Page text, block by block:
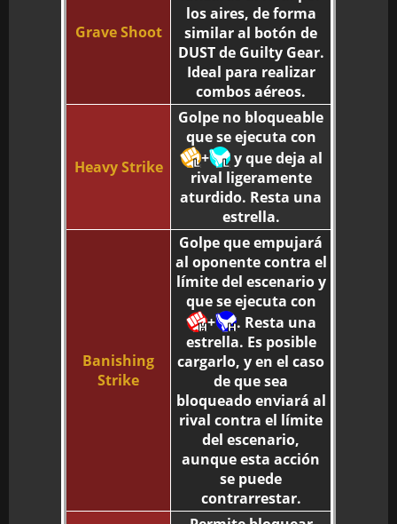
Grave Shoot
los aires, de forma
similar al botón de
DUST de Guilty Gear.
Ideal para realizar
combos aéreos.
Heavy Strike
Golpe no bloqueable
que se ejecuta con
+
y que deja al
rival ligeramente
aturdido. Resta una
estrella.
Banishing
Strike
Golpe que empujará
al oponente contra el
límite del escenario y
que se ejecuta con
+
. Resta una
estrella. Es posible
cargarlo, y en el caso
de que sea
bloqueado enviará al
rival contra el límite
del escenario,
aunque esta acción
se puede
contrarrestar.